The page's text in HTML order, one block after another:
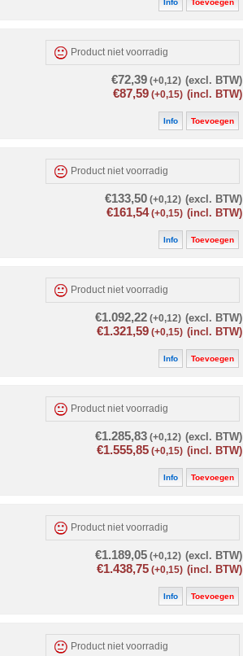
Info Toevoegen
Product niet voorradig
€72,39 (+0,12) (excl. BTW)
€87,59 (+0,15) (incl. BTW)
Info Toevoegen
Product niet voorradig
€133,50 (+0,12) (excl. BTW)
€161,54 (+0,15) (incl. BTW)
Info Toevoegen
Product niet voorradig
€1.092,22 (+0,12) (excl. BTW)
€1.321,59 (+0,15) (incl. BTW)
Info Toevoegen
Product niet voorradig
€1.285,83 (+0,12) (excl. BTW)
€1.555,85 (+0,15) (incl. BTW)
Info Toevoegen
Product niet voorradig
€1.189,05 (+0,12) (excl. BTW)
€1.438,75 (+0,15) (incl. BTW)
Info Toevoegen
Product niet voorradig